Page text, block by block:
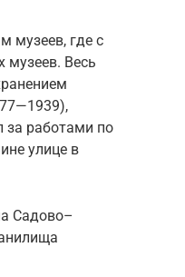
музеев, где с
музеев. Весь
за работами по
улице в
Садово–